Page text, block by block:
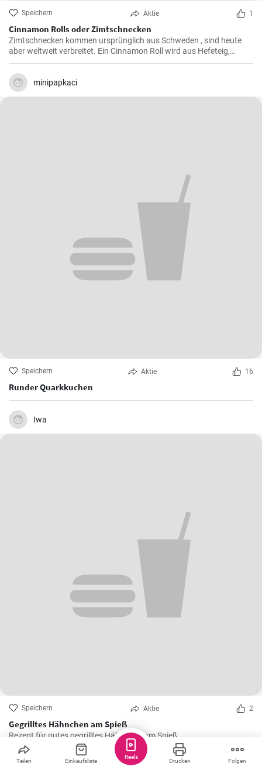
Speichern Aktie 1
Cinnamon Rolls oder Zimtschnecken
Zimtschnecken kommen ursprünglich aus Schweden , sind heute
aber weltweit verbreitet. Ein Cinnamon Roll wird aus Hefeteig,
Butter, Zimt und Zucker zubereitet . Ihre Kinder und Kaffeegäste
werden es lieben.
minipapkaci
Speichern Aktie 16
Runder Quarkkuchen
Iwa
Speichern Aktie 2
Gegrilltes Hähnchen am Spieß
Rezept für gutes gegrilltes Hähnchen am Spieß.
Weitere Rezepte
Teilen Einkaufsliste Drucken Folgen
Reels